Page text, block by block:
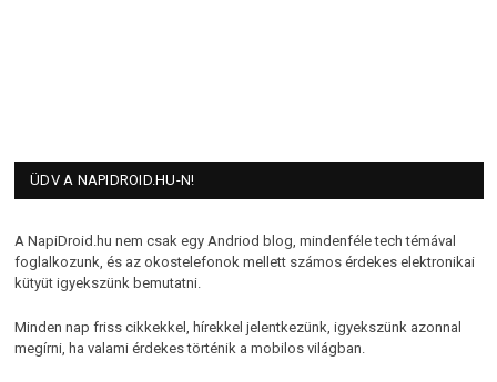
ÜDV A NAPIDROID.HU-N!
A NapiDroid.hu nem csak egy Andriod blog, mindenféle tech témával
foglalkozunk, és az okostelefonok mellett számos érdekes elektronikai
kütyüt igyekszünk bemutatni.
Minden nap friss cikkekkel, hírekkel jelentkezünk, igyekszünk azonnal
megírni, ha valami érdekes történik a mobilos világban.